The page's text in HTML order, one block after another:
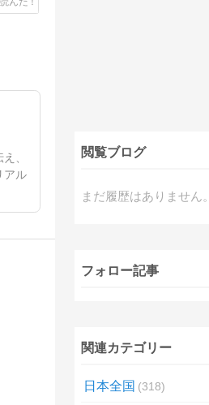
、
アル
閲覧ブログ
まだ履歴はありません。
フォロー記事
関連カテゴリー
日本全国 318